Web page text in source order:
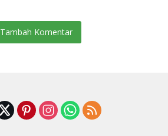
Tambah Komentar